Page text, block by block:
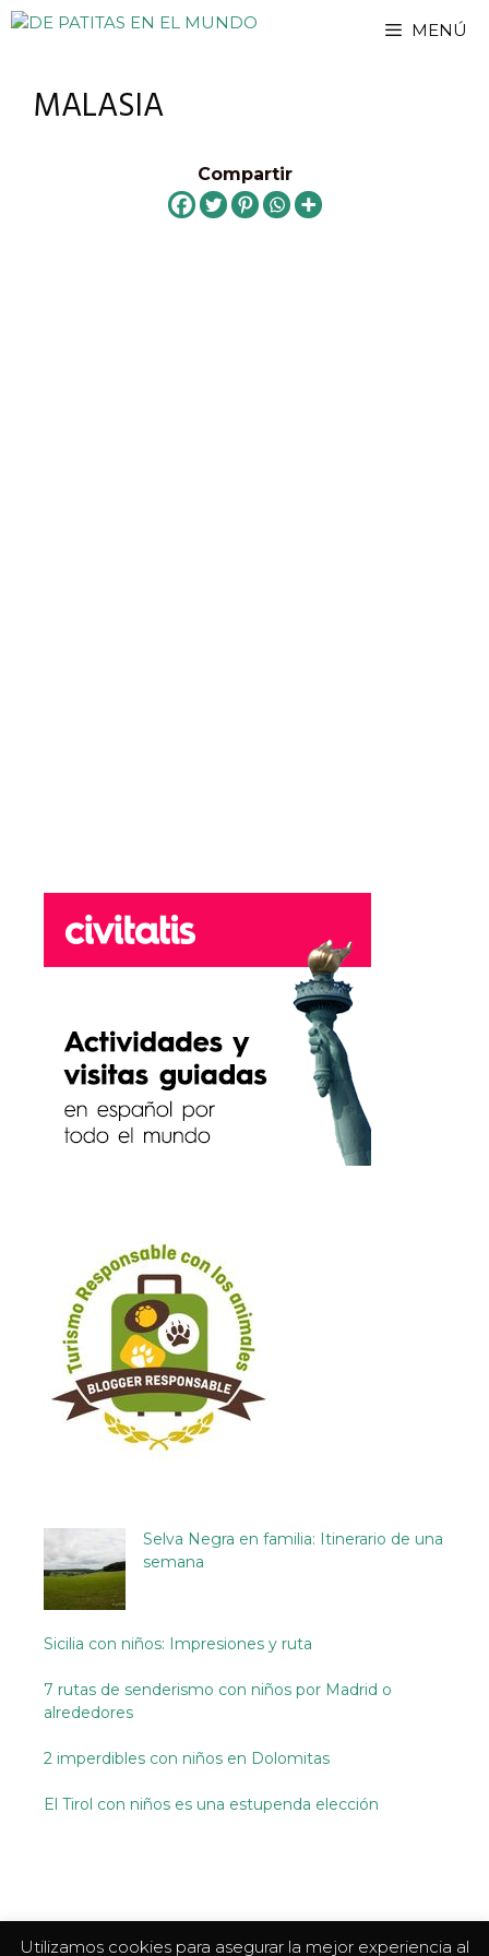
Saltar
MENÚ
MALASIA
Compartir
Selva Negra en familia: Itinerario de una
semana
Sicilia con niños: Impresiones y ruta
7 rutas de senderismo con niños por Madrid o
alrededores
2 imperdibles con niños en Dolomitas
El Tirol con niños es una estupenda elección
Utilizamos cookies para asegurar la mejor experiencia al